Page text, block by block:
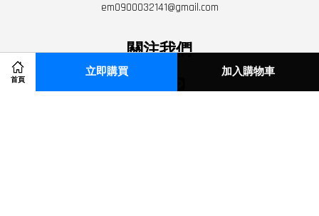
首頁
立即購買 加入購物車
em0900032141@gmail.com
關注我們